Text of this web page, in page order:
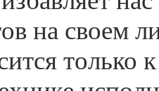
на своем
только